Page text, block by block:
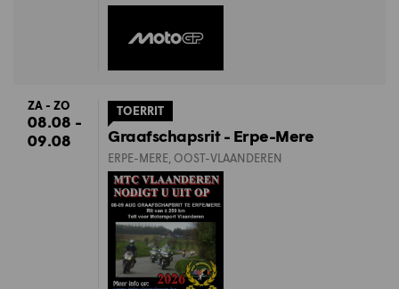
ZA - ZO
08.08 -
09.08
TOERRIT
Graafschapsrit - Erpe-Mere
ERPE-MERE, OOST-VLAANDEREN